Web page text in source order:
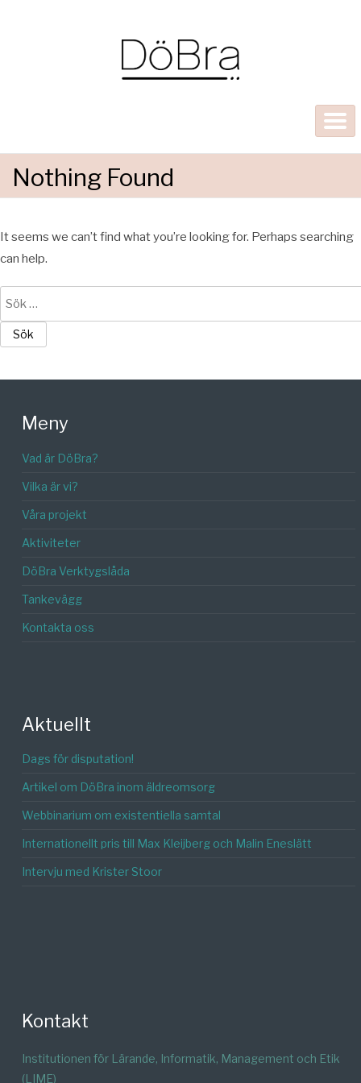
Nothing Found
It seems we can’t find what you’re looking for. Perhaps searching
can help.
Sök
efter:
Meny
Vad är DöBra?
Vilka är vi?
Våra projekt
Aktiviteter
DöBra Verktygslåda
Tankevägg
Kontakta oss
Aktuellt
Dags för disputation!
Artikel om DöBra inom äldreomsorg
Webbinarium om existentiella samtal
Internationellt pris till Max Kleijberg och Malin Eneslätt
Intervju med Krister Stoor
Kontakt
Institutionen för Lärande, Informatik, Management och Etik
(LIME)